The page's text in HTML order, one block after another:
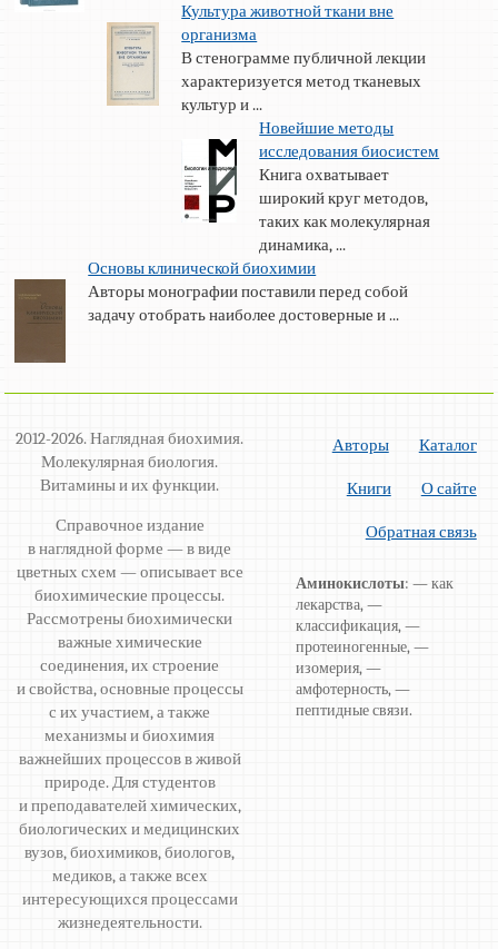
Культура животной ткани вне
организма
В стенограмме публичной лекции
характеризуется метод тканевых
культур и ...
Новейшие методы
исследования биосистем
Книга охватывает
широкий круг методов,
таких как молекулярная
динамика, ...
Основы клинической биохимии
Авторы монографии поставили перед собой
задачу отобрать наиболее достоверные и ...
2012-2026. Наглядная биохимия.
Молекулярная биология.
Витамины и их функции.
Справочное издание
в наглядной форме — в виде
цветных схем — описывает все
биохимические процессы.
Рассмотрены биохимически
важные химические
соединения, их строение
и свойства, основные процессы
с их участием, а также
механизмы и биохимия
важнейших процессов в живой
природе. Для студентов
и преподавателей химических,
биологических и медицинских
вузов, биохимиков, биологов,
медиков, а также всех
интересующихся процессами
жизнедеятельности.
Авторы Каталог
Книги О сайте
Обратная связь
Аминокислоты: — как
лекарства, —
классификация, —
протеиногенные, —
изомерия, —
амфотерность, —
пептидные связи.